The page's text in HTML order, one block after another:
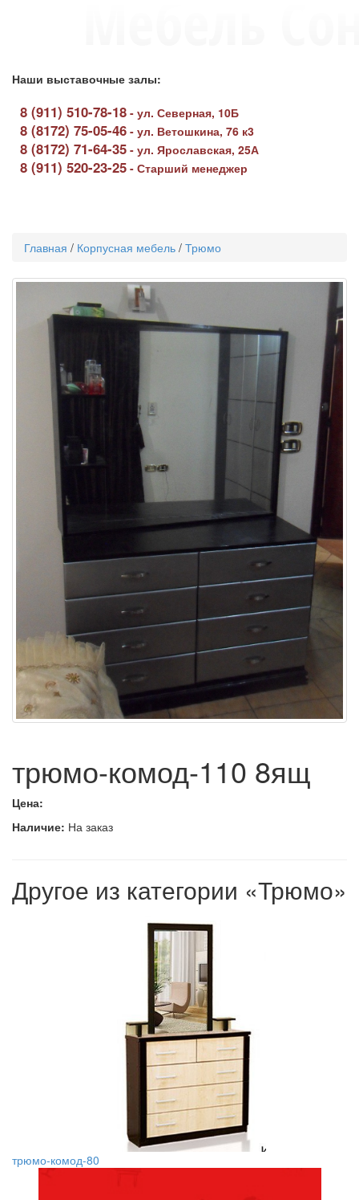
Наши выставочные залы:
8 (911) 510-78-18 - ул. Северная, 10Б
8 (8172) 75-05-46 - ул. Ветошкина, 76 к3
8 (8172) 71-64-35 - ул. Ярославская, 25А
8 (911) 520-23-25 - Старший менеджер
Главная / Корпусная мебель / Трюмо
трюмо-комод-110 8ящ
Цена:
Наличие: На заказ
Другое из категории «Трюмо»
трюмо-комод-80